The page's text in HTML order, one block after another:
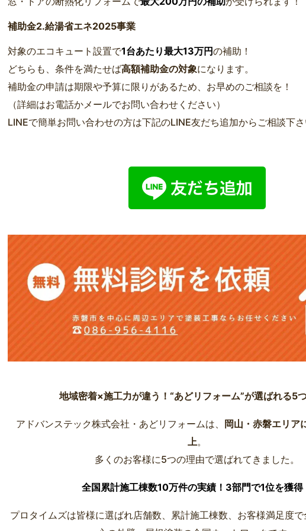
補助金2.給湯省エネ2025事業
対象のエコキュート設置で1台あたり最大13万円の補助！
どちらも、条件を満たせば高額補助金の対象になります。
補助金の申請は期限や予算に限りがあるため、お早めのご相談を！
（詳細はお電話かメールでお問い合わせください）
LINEで簡単お問い合わせの方は下記のLINE友だち追加からご相談下
地域密着×施工力が違う！“あどリフォーム”が選ばれる5
アドバンステック株式会社・あどリフォームは、 岡山・赤磐エリア
上。
多くのお客様に5つの理由で選ばれてきました。
全国累計施工棟数10万件の実績！3部門で1位を獲得
プロタイムズは皆様に選ばれ店舗数、累計施工棟数、お客様満足度